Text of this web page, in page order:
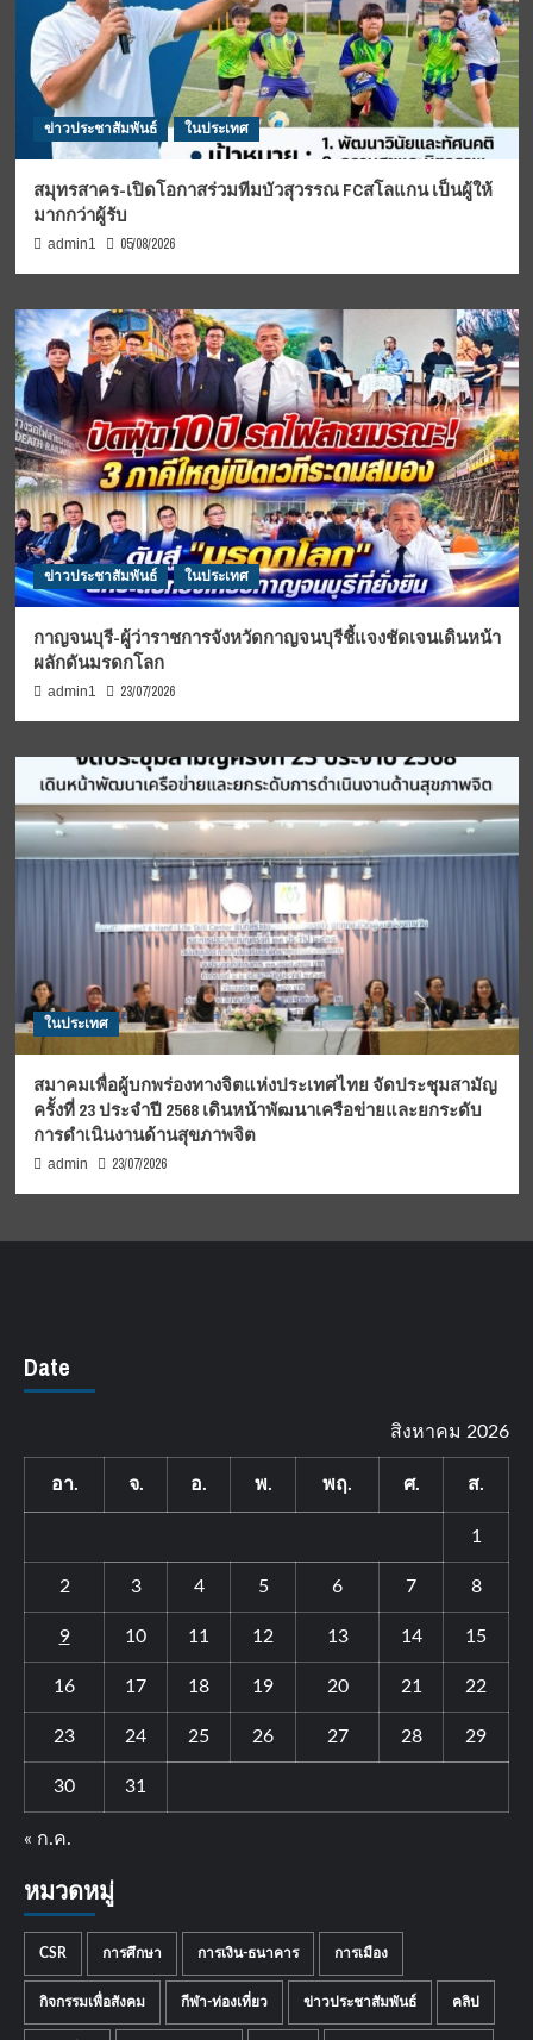
ข่าวประชาสัมพันธ์ ในประเทศ
สมุทรสาคร-เปิดโอกาสร่วมทีมบัวสุวรรณ FCสโลแกน เป็นผู้ให้
มากกว่าผู้รับ
admin1 05/08/2026
ข่าวประชาสัมพันธ์ ในประเทศ
กาญจนบุรี-ผู้ว่าราชการจังหวัดกาญจนบุรีชี้แจงชัดเจนเดินหน้า
ผลักดันมรดกโลก
admin1 23/07/2026
ในประเทศ
สมาคมเพื่อผู้บกพร่องทางจิตแห่งประเทศไทย จัดประชุมสามัญ
ครั้งที่ 23 ประจำปี 2568 เดินหน้าพัฒนาเครือข่ายและยกระดับ
การดำเนินงานด้านสุขภาพจิต
admin 23/07/2026
Date
สิงหาคม 2026
อา. จ. อ. พ. พฤ. ศ. ส.
1
2 3 4 5 6 7 8
9 10 11 12 13 14 15
16 17 18 19 20 21 22
23 24 25 26 27 28 29
30 31
« ก.ค.
หมวดหมู่
CSR การศึกษา การเงิน-ธนาคาร การเมือง
กิจกรรมเพื่อสังคม กีฬา-ท่องเที่ยว ข่าวประชาสัมพันธ์ คลิป